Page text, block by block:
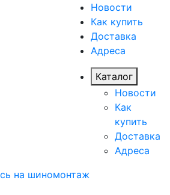
Новости
Как купить
Доставка
Адреса
Каталог
Новости
Как
купить
Доставка
Адреса
на шиномонтаж